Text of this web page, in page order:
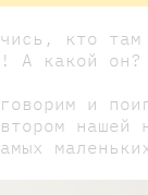
кто там
А какой он?
и
нашей